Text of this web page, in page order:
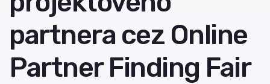
partnera cez Online
Partner Finding Fair